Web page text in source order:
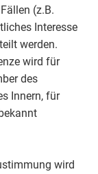
(z.B.
Interesse
werden.
wird für
des
Innern, für
wird